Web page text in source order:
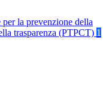
la prevenzione della
trasparenza (PTPCT) 1